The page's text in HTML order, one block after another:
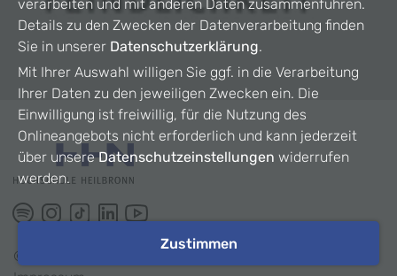
©
verarbeiten und mit anderen Daten zusammenführen.
Details zu den Zwecken der Datenverarbeitung finden
Sie in unserer Datenschutzerklärung.
Mit Ihrer Auswahl willigen Sie ggf. in die Verarbeitung
Ihrer Daten zu den jeweiligen Zwecken ein. Die
Einwilligung ist freiwillig, für die Nutzung des
Onlineangebots nicht erforderlich und kann jederzeit
über unsereDatenschutzeinstellungen widerrufen
werden.
Zustimmen